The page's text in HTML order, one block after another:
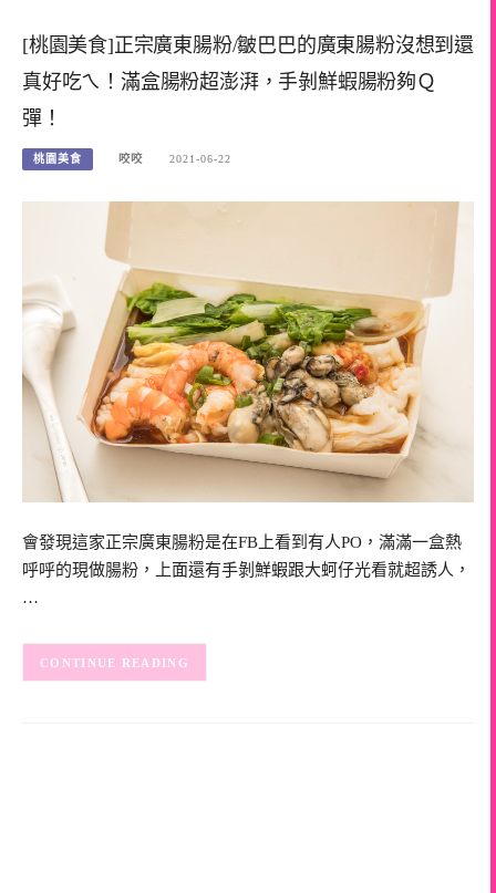
[桃園美食]正宗廣東腸粉/皺巴巴的廣東腸粉沒想到還
真好吃ㄟ！滿盒腸粉超澎湃，手剝鮮蝦腸粉夠Ｑ
彈！
桃園美食 咬咬 2021-06-22
會發現這家正宗廣東腸粉是在FB上看到有人PO，滿滿一盒熱
呼呼的現做腸粉，上面還有手剝鮮蝦跟大蚵仔光看就超誘人，
…
CONTINUE READING